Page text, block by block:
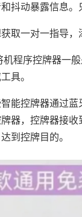
抖动暴露信息。
取一对一指导
程序控牌器一
具。
能控牌器通过
器，控牌器接
到控牌目的。